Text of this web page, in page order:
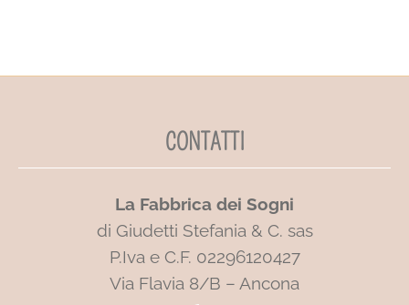
CONTATTI
La Fabbrica dei Sogni
di Giudetti Stefania & C. sas
P.Iva e C.F. 02296120427
Via Flavia 8/B – Ancona